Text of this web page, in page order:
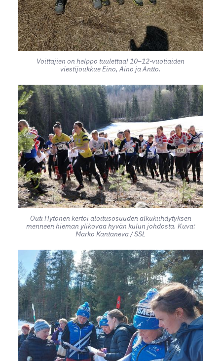
Voittajien on helppo tuulettaa! 10–12-vuotiaiden
viestijoukkue Eino, Aino ja Antto.
Outi Hytönen kertoi aloitusosuuden alkukiihdytyksen
menneen hieman ylikovaa hyvän kulun johdosta. Kuva:
Marko Kantaneva / SSL